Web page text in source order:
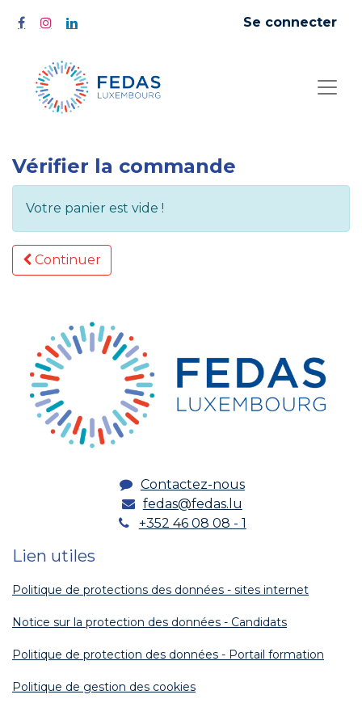
Se connecter
Vérifier la commande
Votre panier est vide !
Continuer
Contactez-nous
fedas@fedas.lu
+352 46 08 08 - 1
Lien utiles
Politique de protections des données - sites internet
Notice sur la protection des données - Candidats
Politique de protection des données - Portail formation
Politique de gestion des cookies